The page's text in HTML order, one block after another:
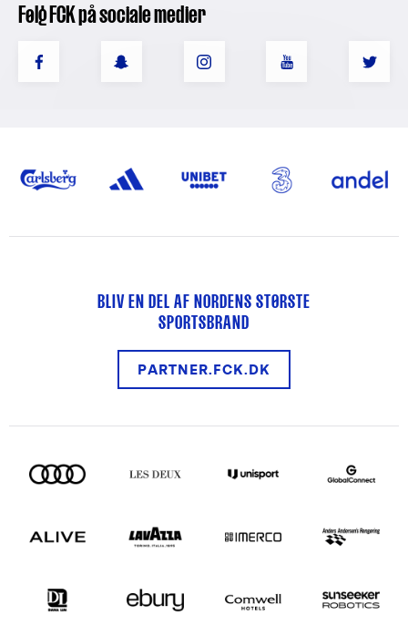
Følg FCK på sociale medier
BLIV EN DEL AF NORDENS STØRSTE
SPORTSBRAND
PARTNER.FCK.DK